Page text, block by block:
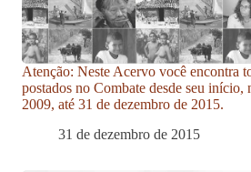
Atenção: Neste Acervo você encontra
postados no Combate desde seu início,
2009, até 31 de dezembro de 2015.
31 de dezembro de 2015